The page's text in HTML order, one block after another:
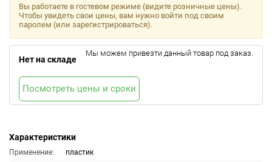
Характеристики
Применение:
пластик
Вы работаете в гостевом режиме (видите розничные цены).
Чтобы увидеть свои цены, вам нужно войти под своим
паролем (или зарегистрироваться).
Нет на складе
Мы можем привезти данный товар под заказ.
Посмотреть цены и сроки